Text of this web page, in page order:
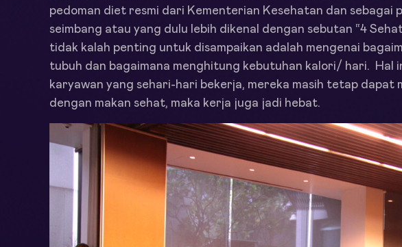
pedoman diet resmi dari Kementerian Kesehatan dan sebagai
seimbang atau yang dulu lebih dikenal dengan sebutan “4
tidak kalah penting untuk disampaikan adalah mengenai
tubuh dan bagaimana menghitung kebutuhan kalori/ hari. Hal
karyawan yang sehari-hari bekerja, mereka masih tetap dapat
dengan makan sehat, maka kerja juga jadi hebat.